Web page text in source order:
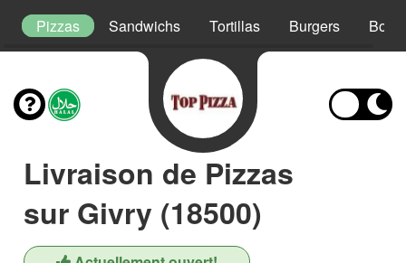
Pizzas Sandwichs Tortillas Burgers Boxs
Livraison de Pizzas
sur Givry (18500)